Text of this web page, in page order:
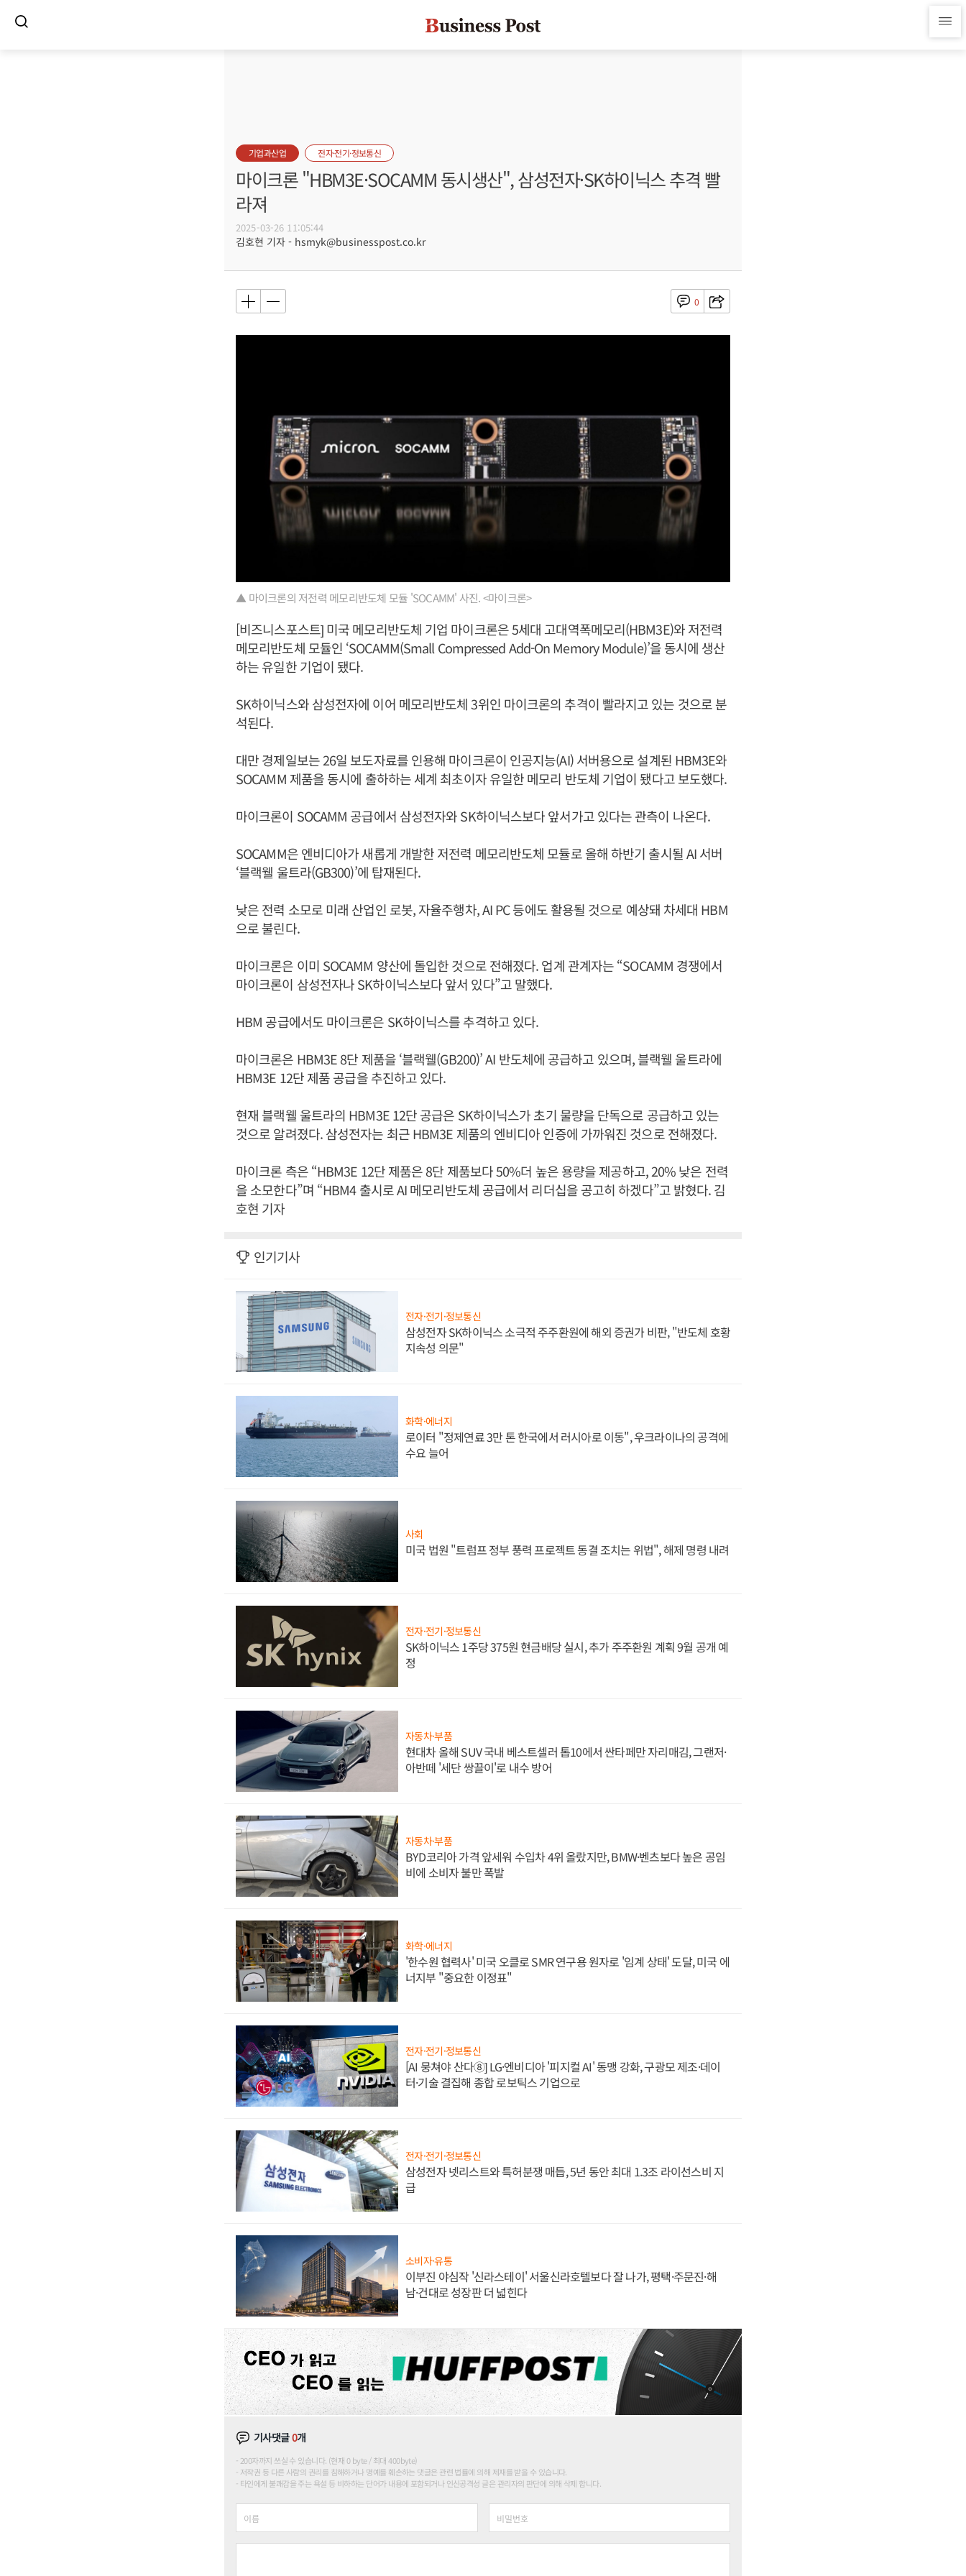
기업과산업 전자·전기·정보통신
마이크론 "HBM3E·SOCAMM 동시생산", 삼성전자·SK하이닉스 추격 빨
라져
2025-03-26 11:05:44
김호현 기자 - hsmyk@businesspost.co.kr
0
▲ 마이크론의 저전력 메모리반도체 모듈 'SOCAMM' 사진. <마이크론>
[비즈니스포스트] 미국 메모리반도체 기업 마이크론은 5세대 고대역폭메모리(HBM3E)와 저전력
메모리반도체 모듈인 ‘SOCAMM(Small Compressed Add-On Memory Module)’을 동시에 생산
하는 유일한 기업이 됐다.
SK하이닉스와 삼성전자에 이어 메모리반도체 3위인 마이크론의 추격이 빨라지고 있는 것으로 분
석된다.
대만 경제일보는 26일 보도자료를 인용해 마이크론이 인공지능(AI) 서버용으로 설계된 HBM3E와
SOCAMM 제품을 동시에 출하하는 세계 최초이자 유일한 메모리 반도체 기업이 됐다고 보도했다.
마이크론이 SOCAMM 공급에서 삼성전자와 SK하이닉스보다 앞서가고 있다는 관측이 나온다.
SOCAMM은 엔비디아가 새롭게 개발한 저전력 메모리반도체 모듈로 올해 하반기 출시될 AI 서버
‘블랙웰 울트라(GB300)’에 탑재된다.
낮은 전력 소모로 미래 산업인 로봇, 자율주행차, AI PC 등에도 활용될 것으로 예상돼 차세대 HBM
으로 불린다.
마이크론은 이미 SOCAMM 양산에 돌입한 것으로 전해졌다. 업계 관계자는 “SOCAMM 경쟁에서
마이크론이 삼성전자나 SK하이닉스보다 앞서 있다”고 말했다.
HBM 공급에서도 마이크론은 SK하이닉스를 추격하고 있다.
마이크론은 HBM3E 8단 제품을 ‘블랙웰(GB200)’ AI 반도체에 공급하고 있으며, 블랙웰 울트라에
HBM3E 12단 제품 공급을 추진하고 있다.
현재 블랙웰 울트라의 HBM3E 12단 공급은 SK하이닉스가 초기 물량을 단독으로 공급하고 있는
것으로 알려졌다. 삼성전자는 최근 HBM3E 제품의 엔비디아 인증에 가까워진 것으로 전해졌다.
마이크론 측은 “HBM3E 12단 제품은 8단 제품보다 50%더 높은 용량을 제공하고, 20% 낮은 전력
을 소모한다”며 “HBM4 출시로 AI 메모리반도체 공급에서 리더십을 공고히 하겠다”고 밝혔다. 김
호현 기자
인기기사
전자·전기·정보통신
삼성전자 SK하이닉스 소극적 주주환원에 해외 증권가 비판, "반도체 호황
지속성 의문"
화학·에너지
로이터 "정제연료 3만 톤 한국에서 러시아로 이동", 우크라이나의 공격에
수요 늘어
사회
미국 법원 "트럼프 정부 풍력 프로젝트 동결 조치는 위법", 해제 명령 내려
전자·전기·정보통신
SK하이닉스 1주당 375원 현금배당 실시, 추가 주주환원 계획 9월 공개 예
정
자동차·부품
현대차 올해 SUV 국내 베스트셀러 톱10에서 싼타페만 자리매김, 그랜저·
아반떼 '세단 쌍끌이'로 내수 방어
자동차·부품
BYD코리아 가격 앞세워 수입차 4위 올랐지만, BMW·벤츠보다 높은 공임
비에 소비자 불만 폭발
화학·에너지
'한수원 협력사' 미국 오클로 SMR 연구용 원자로 '임계 상태' 도달, 미국 에
너지부 "중요한 이정표"
전자·전기·정보통신
[AI 뭉쳐야 산다⑧] LG·엔비디아 '피지컬 AI' 동맹 강화, 구광모 제조·데이
터·기술 결집해 종합 로보틱스 기업으로
전자·전기·정보통신
삼성전자 넷리스트와 특허분쟁 매듭, 5년 동안 최대 1.3조 라이선스비 지
급
소비자·유통
이부진 야심작 '신라스테이' 서울신라호텔보다 잘 나가, 평택·주문진·해
남·건대로 성장판 더 넓힌다
기사댓글0개
200자까지 쓰실 수 있습니다. (현재 0 byte / 최대 400byte)
저작권 등 다른 사람의 권리를 침해하거나 명예를 훼손하는 댓글은 관련 법률에 의해 제재를 받을 수 있습니다.
타인에게 불쾌감을 주는 욕설 등 비하하는 단어가 내용에 포함되거나 인신공격성 글은 관리자의 판단에 의해 삭제 합니다.